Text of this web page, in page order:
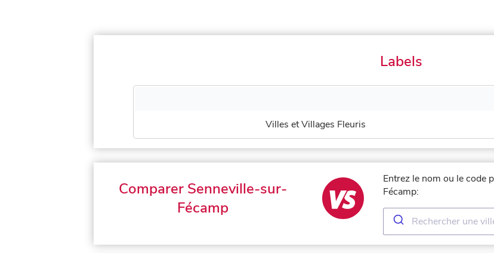
Labels
Villes et Villages Fleuris
Comparer Senneville-sur-
Fécamp
Entrez le nom ou le code
Fécamp: